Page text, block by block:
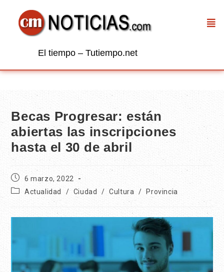
El tiempo – Tutiempo.net
Becas Progresar: están
abiertas las inscripciones
hasta el 30 de abril
6 marzo, 2022
Actualidad
/ Ciudad / Cultura / Provincia